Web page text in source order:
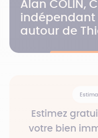
Alan COLIN,
autour de
Estimez
votre bien